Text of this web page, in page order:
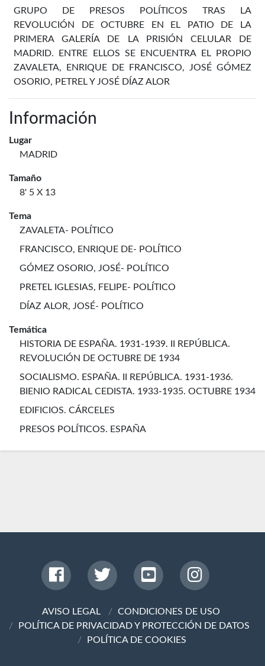
GRUPO DE PRESOS POLÍTICOS TRAS LA
REVOLUCIÓN DE OCTUBRE EN EL PATIO DE LA
PRIMERA GALERÍA DE LA PRISIÓN CELULAR DE
MADRID. ENTRE ELLOS SE ENCUENTRA EL PROPIO
ZAVALETA, ENRIQUE DE FRANCISCO, JOSÉ GÓMEZ
OSORIO, PETREL Y JOSÉ DÍAZ ALOR
Información
Lugar
MADRID
Tamaño
8' 5 X 13
Tema
ZAVALETA- POLÍTICO
FRANCISCO, ENRIQUE DE- POLÍTICO
GÓMEZ OSORIO, JOSÉ- POLÍTICO
PRETEL IGLESIAS, FELIPE- POLÍTICO
DÍAZ ALOR, JOSÉ- POLÍTICO
Temática
HISTORIA DE ESPAÑA. 1931-1939. II REPÚBLICA.
REVOLUCIÓN DE OCTUBRE DE 1934
SOCIALISMO. ESPAÑA. II REPÚBLICA. 1931-1936.
BIENIO RADICAL CEDISTA. 1933-1935. OCTUBRE 1934
EDIFICIOS. CÁRCELES
PRESOS POLÍTICOS. ESPAÑA
AVISO LEGAL
CONDICIONES DE USO
POLÍTICA DE PRIVACIDAD Y PROTECCIÓN DE DATOS
POLÍTICA DE COOKIES